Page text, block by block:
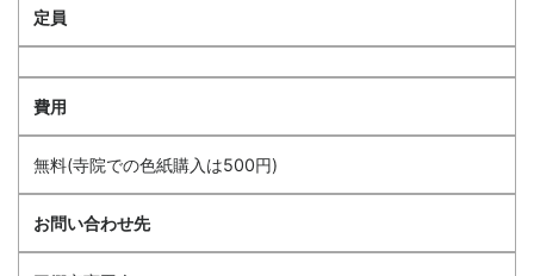
定員
費用
無料(寺院での色紙購入は500円)
お問い合わせ先